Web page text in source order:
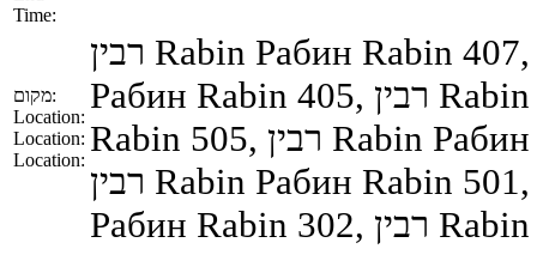
Time:
מקום:
Location:
Location:
Location:
רבין Rabin Рабин Rabin
Рабин Rabin 405, רבין Rabin
Rabin 505, רבין Rabin Рабин
רבין Rabin Рабин Rabin
Рабин Rabin 302, רבין Rabin